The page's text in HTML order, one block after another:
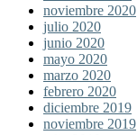
noviembre 2020
julio 2020
junio 2020
mayo 2020
marzo 2020
febrero 2020
diciembre 2019
noviembre 2019